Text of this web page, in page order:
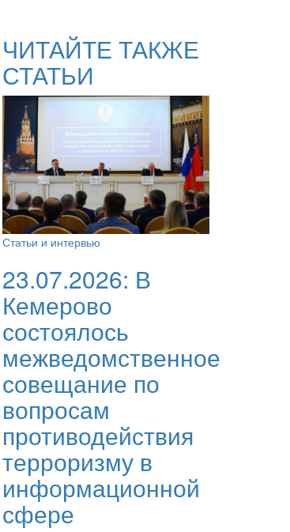
ЧИТАЙТЕ ТАКЖЕ
СТАТЬИ
Статьи и интервью
23.07.2026: В
Кемерово
состоялось
межведомственное
совещание по
вопросам
противодействия
терроризму в
информационной
сфере